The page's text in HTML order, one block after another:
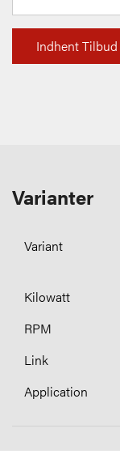
Indhent Tilbud
Varianter